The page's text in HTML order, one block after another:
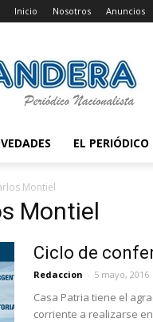
Inicio Nosotros Anuncios
EL PERIÓDICO
Montiel
Montiel
Ciclo de
Redaccion - 5 mayo, 2016
Casa Patria tiene el
corriente a realizarse